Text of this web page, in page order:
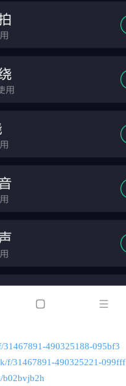
490325188-095bf3
f/31467891-490325221-099fff
b02bvjb2h